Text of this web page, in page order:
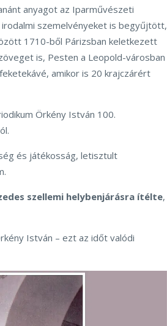
anyagot az Iparművészeti
szemelvényeket is begyűjtött,
1710-ből Párizsban keletkezett
is, Pesten a Leopold-városban
amikor is 20 krajczárért
Örkény István 100.
és játékosság, letisztult
szellemi helybenjárásra ítélte,
István – ezt az időt valódi